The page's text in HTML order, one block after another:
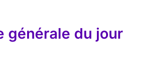
générale du jour